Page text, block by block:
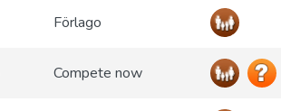
Förlago
Compete now